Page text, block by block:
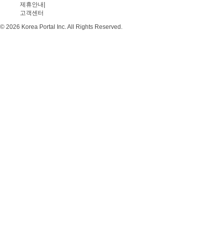
제휴안내
고객센터
© 2026 Korea Portal Inc. All Rights Reserved.